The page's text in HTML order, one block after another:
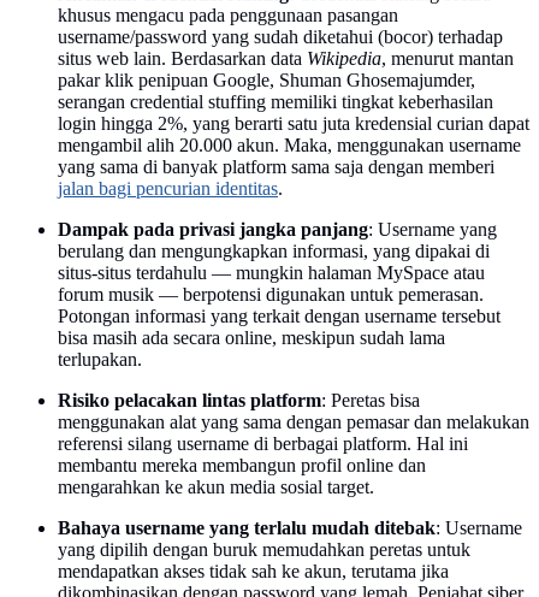
khusus mengacu pada penggunaan pasangan
username/password yang sudah diketahui (bocor) terhadap
situs web lain. Berdasarkan data Wikipedia, menurut mantan
pakar klik penipuan Google, Shuman Ghosemajumder,
serangan credential stuffing memiliki tingkat keberhasilan
login hingga 2%, yang berarti satu juta kredensial curian dapat
mengambil alih 20.000 akun. Maka, menggunakan username
yang sama di banyak platform sama saja dengan memberi
jalan bagi pencurian identitas.
Dampak pada privasi jangka panjang: Username yang
berulang dan mengungkapkan informasi, yang dipakai di
situs-situs terdahulu — mungkin halaman MySpace atau
forum musik — berpotensi digunakan untuk pemerasan.
Potongan informasi yang terkait dengan username tersebut
bisa masih ada secara online, meskipun sudah lama
terlupakan.
Risiko pelacakan lintas platform: Peretas bisa
menggunakan alat yang sama dengan pemasar dan melakukan
referensi silang username di berbagai platform. Hal ini
membantu mereka membangun profil online dan
mengarahkan ke akun media sosial target.
Bahaya username yang terlalu mudah ditebak: Username
yang dipilih dengan buruk memudahkan peretas untuk
mendapatkan akses tidak sah ke akun, terutama jika
dikombinasikan dengan password yang lemah. Penjahat siber